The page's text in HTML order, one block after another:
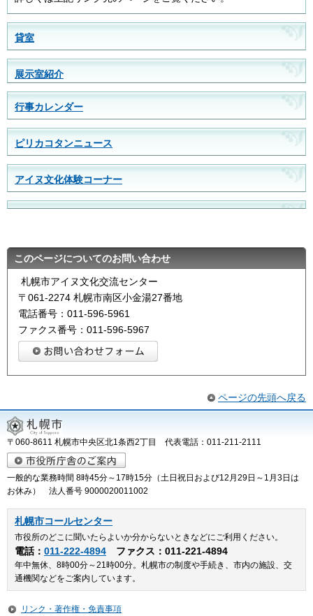
貸室
展示室紹介
行事カレンダー
ピリカコタンニュース
アイヌ文化体験コーナー
このページについてのお問い合わせ
札幌市アイヌ文化交流センター
〒061-2274 札幌市南区小金湯27番地
電話番号：011-596-5961
ファクス番号：011-596-5967
ページの先頭へ戻る
〒060-8611 札幌市中央区北1条西2丁目 代表電話：011-211-2111
一般的な業務時間 8時45分～17時15分（土日祝日および12月29日～1月3日は
お休み） 法人番号 9000020011002
札幌市コールセンター
市役所のどこに聞いたらよいか分からないときなどにご利用ください。
電話： 011-222-4894 ファクス：011-221-4894
年中無休、8時00分～21時00分。札幌市の制度や手続き、市内の施設、交
通機関などをご案内しています。
リンク・著作権・免責事項